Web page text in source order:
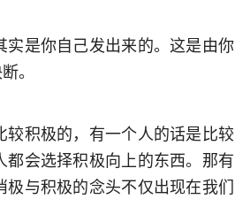
是你自己发出来的。这是由你
。
积极的，有一个人的话是比较
会选择积极向上的东西。那有
与积极的念头不仅出现在我们